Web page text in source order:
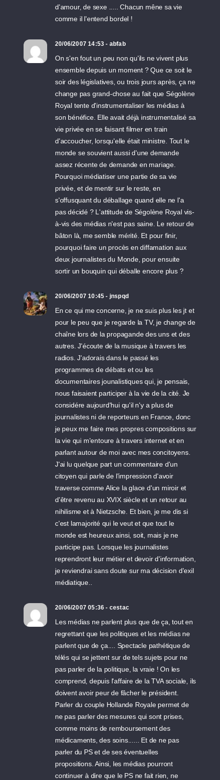
d'amour, de sexe ..... Chacun mêne sa vie
comme il l'entend bordel !
20/06/2007 14:53 - abfab
On s'en fout un peu non qu'ils ne vivent plus
ensemble depuis un moment ? Que ce soit le
soir des législatives, ou trois jours après, ça ne
change pas grand-chose au fait que Ségolène
Royal tente d'instrumentaliser les médias à
son bénéfice. Elle avait déjà instrumentalisé sa
vie privée en se faisant filmer en train
d'accoucher, lorsqu'elle était ministre. Tout le
monde se souvient aussi d'une demande
assez récente de demande en mariage.
Pourquoi médiatiser une partie de sa vie
privée, et de mentir sur le reste, en
s'offusquant du déballage quand elle ne l'a
pas décidé ? L'attitude de Ségolène Royal vis-
à-vis des médias n'est pas saine. Le retour de
bâton là, me semble mérité. Et pour finir,
pourquoi faire un procès en diffamation aux
deux journalistes du Monde, pour ensuite
sortir un bouquin qui déballe encore plus ?
20/06/2007 10:45 - jnspqd
En ce qui me concerne, je ne suis plus les jt et
pour le peu que je regarde la TV, je change de
chaîne lors de la propagande des uns et des
autres. J'écoute de la musique à travers les
radios. J'adorais dans le passé les
programmes de débats et ou les
documentaires jounalistiques qui, je pensais,
nous faisaient participer à la vie de la cité. Je
considére aujourd'hui qu'il n'y a plus de
journalistes ni de reporteurs en France, donc
je peux me faire mes propres compositions sur
la vie qui m'entoure à travers internet et en
parlant autour de moi avec mes concitoyens.
J'ai lu quelque part un commentaire d'un
citoyen qui parle de l'impression d'avoir
traverse comme Alice la glace d'un miroir et
d'être revenu au XVIX siècle et un retour au
nihilisme et à Nietzsche. Et bien, je me dis si
c'est lamajorité qui le veut et que tout le
monde est heureux ainsi, soit, mais je ne
participe pas. Lorsque les journalistes
reprendront leur métier et devoir d'information,
je reviendrai sans doute sur ma décision d'exil
médiatique..
20/06/2007 05:36 - cestac
Les médias ne parlent plus que de ça, tout en
regrettant que les politiques et les médias ne
parlent que de ça.... Spectacle pathétique de
télés qui se jettent sur de tels sujets pour ne
pas parler de la politique, la vraie ! On les
comprend, depuis l'affaire de la TVA sociale, ils
doivent avoir peur de fâcher le président.
Parler du couple Hollande Royale permet de
ne pas parler des mesures qui sont prises,
comme moins de remboursement des
médicaments, des soins...... Et de ne pas
parler du PS et de ses éventuelles
propositions. Ainsi, les médias pourront
continuer à dire que le PS ne fait rien, ne